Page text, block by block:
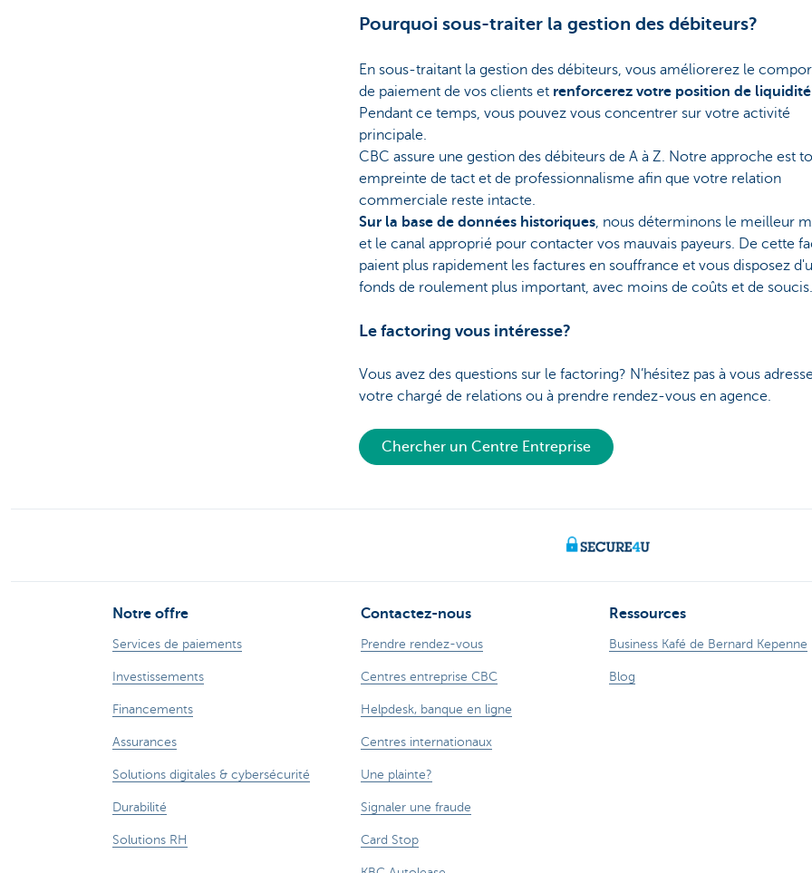
Pourquoi sous-traiter la gestion des débiteurs?
En sous-traitant la gestion des débiteurs, vous améliorerez le
de paiement de vos clients et renforcerez votre position de
Pendant ce temps, vous pouvez vous concentrer sur votre activité
principale.
CBC assure une gestion des débiteurs de A à Z. Notre approche est
empreinte de tact et de professionnalisme afin que votre relation
commerciale reste intacte.
Sur la base de données historiques, nous déterminons le meilleur
et le canal approprié pour contacter vos mauvais payeurs. De cette
paient plus rapidement les factures en souffrance et vous disposez
fonds de roulement plus important, avec moins de coûts et de soucis.
Le factoring vous intéresse?
Vous avez des questions sur le factoring? N’hésitez pas à vous
votre chargé de relations ou à prendre rendez-vous en agence.
Chercher un Centre Entreprise
Notre offre
Services de paiements
Investissements
Financements
Assurances
Solutions digitales & cybersécurité
Durabilité
Solutions RH
Contactez-nous
Prendre rendez-vous
Centres entreprise CBC
Helpdesk, banque en ligne
Centres internationaux
Une plainte?
Signaler une fraude
Card Stop
Ressources
Business Kafé de Bernard Kepenne
Blog